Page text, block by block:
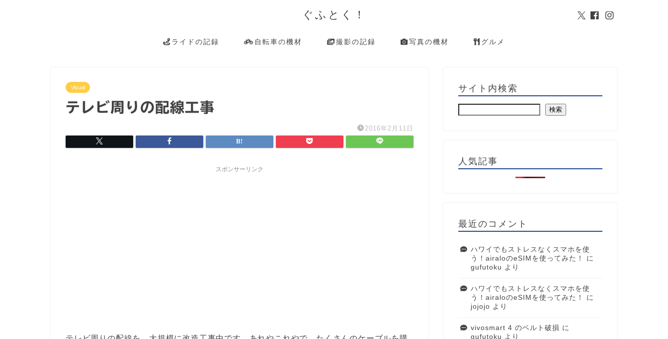
ぐふとく！
ライドの記録 自転車の機材 撮影の記録 写真の機材 グルメ
Visual
テレビ周りの配線工事
2016年2月11日
スポンサーリンク
サイト内検索
検索
人気記事
最近のコメント
ハワイでもストレスなくスマホを使
う！airaloのeSIMを使ってみた！
に
gufutoku より
ハワイでもストレスなくスマホを使
う！airaloのeSIMを使ってみた！
に
jojojo より
vivosmart 4 のベルト破損 に
gufutoku より